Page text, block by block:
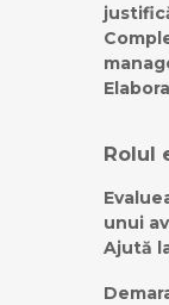
Rolul
unui
Ajută